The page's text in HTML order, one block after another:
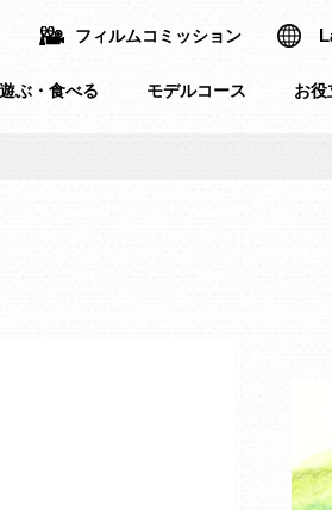
フィルムコミッション
ぶ・食べる モデルコース お役